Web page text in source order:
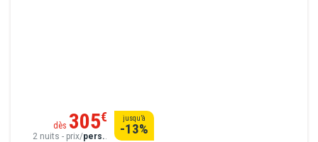
dès 305€
2 nuits - prix/pers..
jusqu’à
-13%